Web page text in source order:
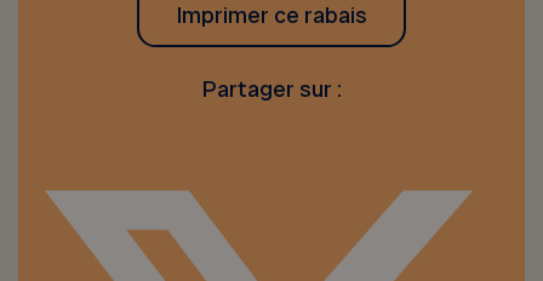
Imprimer ce rabais
Partager sur :